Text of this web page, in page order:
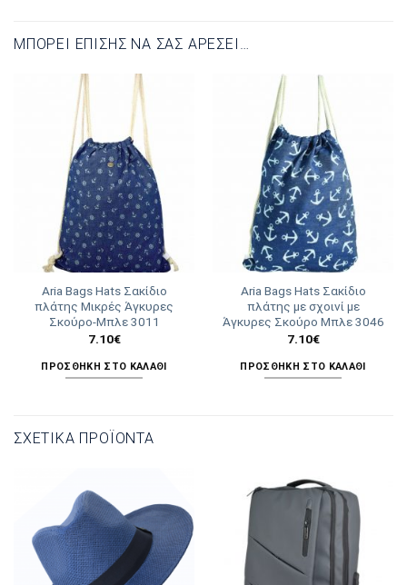
ΜΠΟΡΕΊ ΕΠΊΣΗΣ ΝΑ ΣΑΣ ΑΡΈΣΕΙ…
Aria Bags Hats Σακίδιο
πλάτης Μικρές Άγκυρες
Σκούρο-Μπλε 3011
7.10€
ΠΡΟΣΘΉΚΗ ΣΤΟ ΚΑΛΆΘΙ
Aria Bags Hats Σακίδιο
πλάτης με σχοινί με
Άγκυρες Σκούρο Μπλε 3046
7.10€
ΠΡΟΣΘΉΚΗ ΣΤΟ ΚΑΛΆΘΙ
ΣΧΕΤΙΚΆ ΠΡΟΪΌΝΤΑ